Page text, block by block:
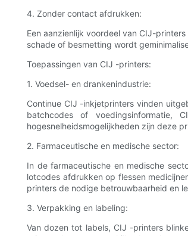
4. Zonder contact afdrukken:
Een aanzienlijk voordeel van CIJ-
schade of besmetting wordt
Toepassingen van CIJ -printers:
1. Voedsel- en drankenindustrie:
Continue CIJ -inkjetprinters vinden
batchcodes of voedingsinformatie,
hogesnelheidsmogelijkheden zijn deze
2. Farmaceutische en medische sector:
In de farmaceutische en medische
lotcodes afdrukken op flessen
printers de nodige betrouwbaarheid en
3. Verpakking en labeling:
Van dozen tot labels, CIJ -printers